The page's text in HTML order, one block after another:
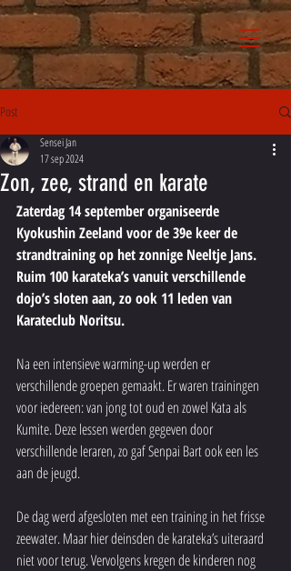
Post
Zon, zee, strand en karate
Sensei Jan
17 sep 2024
Zaterdag 14 september organiseerde
Kyokushin Zeeland voor de 39e keer de
strandtraining op het zonnige Neeltje Jans.
Ruim 100 karateka’s vanuit verschillende
dojo’s sloten aan, zo ook 11 leden van
Karateclub Noritsu.
Na een intensieve warming-up werden er
verschillende groepen gemaakt. Er waren trainingen
voor iedereen: van jong tot oud en zowel Kata als
Kumite. Deze lessen werden gegeven door
verschillende leraren, zo gaf Senpai Bart ook een les
aan de jeugd.
De dag werd afgesloten met een training in het frisse
zeewater. Maar hier deinsden de karateka’s uiteraard
niet voor terug. Vervolgens kregen de kinderen nog